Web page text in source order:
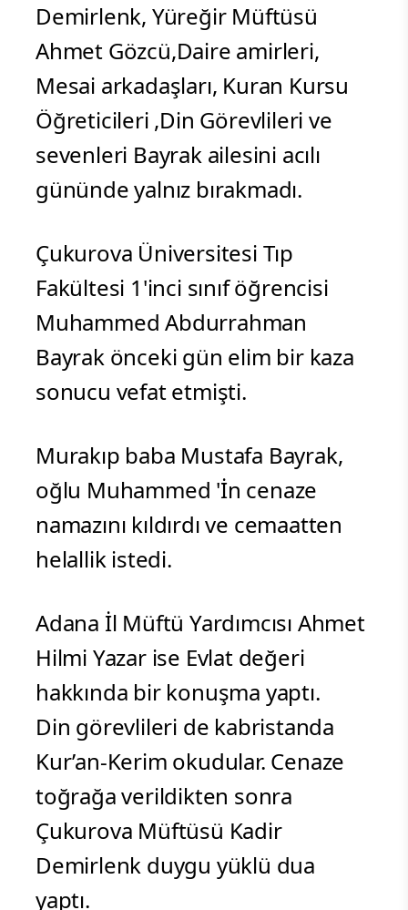
Demirlenk, Yüreğir Müftüsü
Ahmet Gözcü,Daire amirleri,
Mesai arkadaşları, Kuran Kursu
Öğreticileri ,Din Görevlileri ve
sevenleri Bayrak ailesini acılı
gününde yalnız bırakmadı.
Çukurova Üniversitesi Tıp
Fakültesi 1'inci sınıf öğrencisi
Muhammed Abdurrahman
Bayrak önceki gün elim bir kaza
sonucu vefat etmişti.
Murakıp baba Mustafa Bayrak,
oğlu Muhammed 'İn cenaze
namazını kıldırdı ve cemaatten
helallik istedi.
Adana İl Müftü Yardımcısı Ahmet
Hilmi Yazar ise Evlat değeri
hakkında bir konuşma yaptı.
Din görevlileri de kabristanda
Kur’an-Kerim okudular. Cenaze
toğrağa verildikten sonra
Çukurova Müftüsü Kadir
Demirlenk duygu yüklü dua
yaptı.